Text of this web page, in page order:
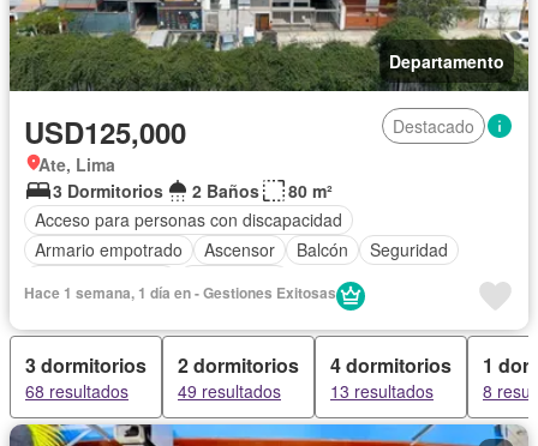
Departamento
USD125,000
Destacado
Ate, Lima
3 Dormitorios
2 Baños
80 m²
Acceso para personas con discapacidad
Armario empotrado
Ascensor Balcón
Seguridad
Hace 1 semana, 1 día en - Gestiones Exitosas
3 dormitorios
68 resultados
2 dormitorios
49 resultados
4 dormitorios
13 resultados
1
8